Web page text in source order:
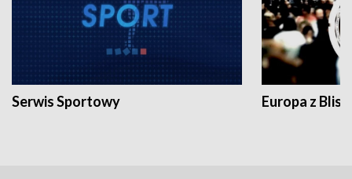
Serwis Sportowy Europa z